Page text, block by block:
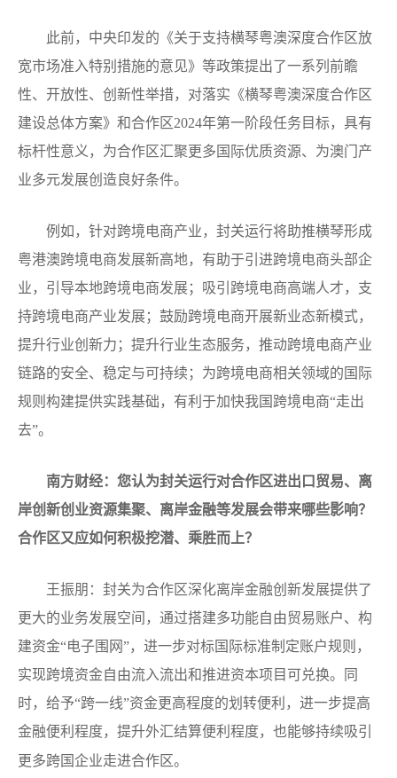
此前，中央印发的《关于支持横琴粤澳深度合作区放
宽市场准入特别措施的意见》等政策提出了一系列前瞻
性、开放性、创新性举措，对落实《横琴粤澳深度合作区
建设总体方案》和合作区2024年第一阶段任务目标，具有
标杆性意义，为合作区汇聚更多国际优质资源、为澳门产
业多元发展创造良好条件。
例如，针对跨境电商产业，封关运行将助推横琴形成
粤港澳跨境电商发展新高地，有助于引进跨境电商头部企
业，引导本地跨境电商发展；吸引跨境电商高端人才，支
持跨境电商产业发展；鼓励跨境电商开展新业态新模式，
提升行业创新力；提升行业生态服务，推动跨境电商产业
链路的安全、稳定与可持续；为跨境电商相关领域的国际
规则构建提供实践基础，有利于加快我国跨境电商“走出
去”。
南方财经：您认为封关运行对合作区进出口贸易、离
岸创新创业资源集聚、离岸金融等发展会带来哪些影响？
合作区又应如何积极挖潜、乘胜而上？
王振朋：封关为合作区深化离岸金融创新发展提供了
更大的业务发展空间，通过搭建多功能自由贸易账户、构
建资金“电子围网”，进一步对标国际标准制定账户规则，
实现跨境资金自由流入流出和推进资本项目可兑换。同
时，给予“跨一线”资金更高程度的划转便利，进一步提高
金融便利程度，提升外汇结算便利程度，也能够持续吸引
更多跨国企业走进合作区。